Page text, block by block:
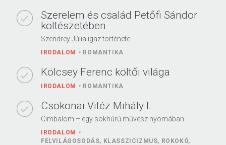
Szerelem és család Petőfi Sándor
költészetében
Szendrey Júlia igaz története
IRODALOM ROMANTIKA
Kölcsey Ferenc költői világa
IRODALOM ROMANTIKA
Csokonai Vitéz Mihály I.
Cimbalom – egy sokhúrú művész nyomában
IRODALOM
FELVILÁGOSODÁS, KLASSZICIZMUS, ROKOKÓ,